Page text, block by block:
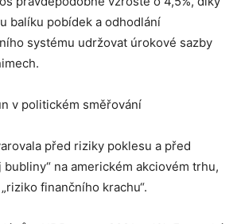
balíku pobídek a odhodlání
systému udržovat úrokové sazby
v politickém směřování
před riziky poklesu a před
na americkém akciovém trhu,
finančního krachu“.